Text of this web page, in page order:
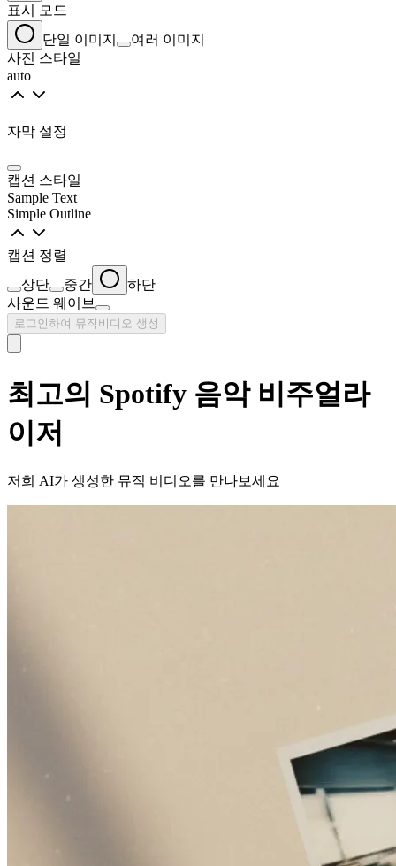
표시 모드
단일 이미지
여러 이미지
사진 스타일
auto
자막 설정
캡션 스타일
Sample Text
Simple Outline
캡션 정렬
상단
중간
하단
사운드 웨이브
로그인하여 뮤직비디오 생성
최고의 Spotify 음악 비주얼라
이저
저희 AI가 생성한 뮤직 비디오를 만나보세요